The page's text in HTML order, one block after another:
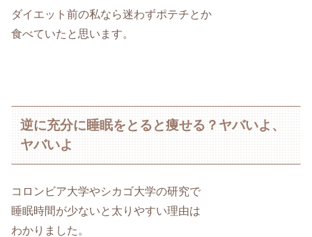
ダイエット前の私なら迷わずポテチとか
食べていたと思います。
逆に充分に睡眠をとると痩せる？ヤバいよ、
ヤバいよ
コロンビア大学やシカゴ大学の研究で
睡眠時間が少ないと太りやすい理由は
わかりました。